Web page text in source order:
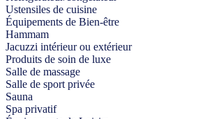
Ustensiles de cuisine
Équipements de Bien-être
Hammam
Jacuzzi intérieur ou extérieur
Produits de soin de luxe
Salle de massage
Salle de sport privée
Sauna
Spa privatif